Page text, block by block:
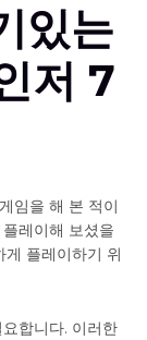
있는
저 7
임을 해 본 적이
레이해 보셨을
플레이하기 위
합니다. 이러한